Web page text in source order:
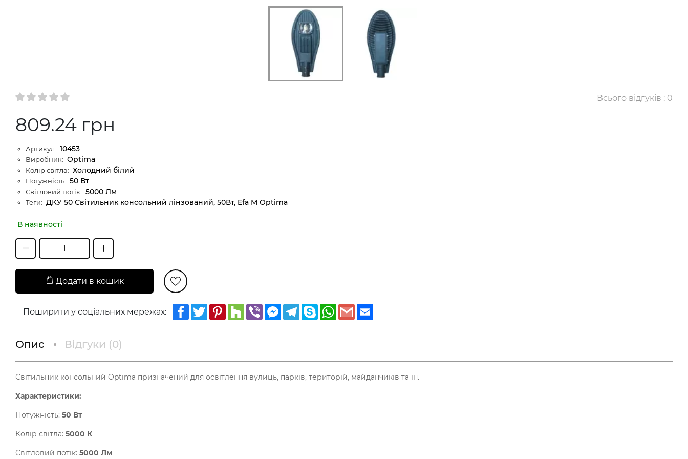
Всього відгуків : 0
809.24 грн
Артикул: 10453
Виробник: Optima
Колір світла: Холодний білий
Потужність: 50 Вт
Світловий потік: 5000 Лм
Теги: ДКУ 50 Світильник консольний лінзований, 50Вт, Efa M Optima
В наявності
Додати в кошик
Поширити у соціальних мережах: Facebook
TwitterPinterest
HouzzViberMessenger
Telegram
SkypeWhatsApp
Gmail
Опис Відгуки (0)
Світильник консольний Optima призначений для освітлення вулиць, парків, територій, майданчиків та ін.
Характеристики:
Потужність: 50 Вт
Колір світла: 5000 К
Світловий потік: 5000 Лм